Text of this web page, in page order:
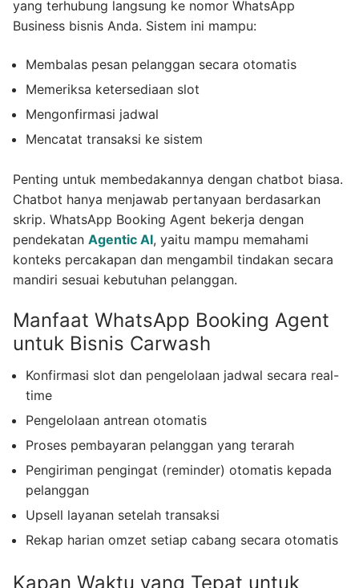
yang terhubung langsung ke nomor WhatsApp
Business bisnis Anda. Sistem ini mampu:
Membalas pesan pelanggan secara otomatis
Memeriksa ketersediaan slot
Mengonfirmasi jadwal
Mencatat transaksi ke sistem
Penting untuk membedakannya dengan chatbot biasa.
Chatbot hanya menjawab pertanyaan berdasarkan
skrip. WhatsApp Booking Agent bekerja dengan
pendekatan Agentic AI, yaitu mampu memahami
konteks percakapan dan mengambil tindakan secara
mandiri sesuai kebutuhan pelanggan.
Manfaat WhatsApp Booking Agent
untuk Bisnis Carwash
Konfirmasi slot dan pengelolaan jadwal secara real-
time
Pengelolaan antrean otomatis
Proses pembayaran pelanggan yang terarah
Pengiriman pengingat (reminder) otomatis kepada
pelanggan
Upsell layanan setelah transaksi
Rekap harian omzet setiap cabang secara otomatis
Kapan Waktu yang Tepat untuk